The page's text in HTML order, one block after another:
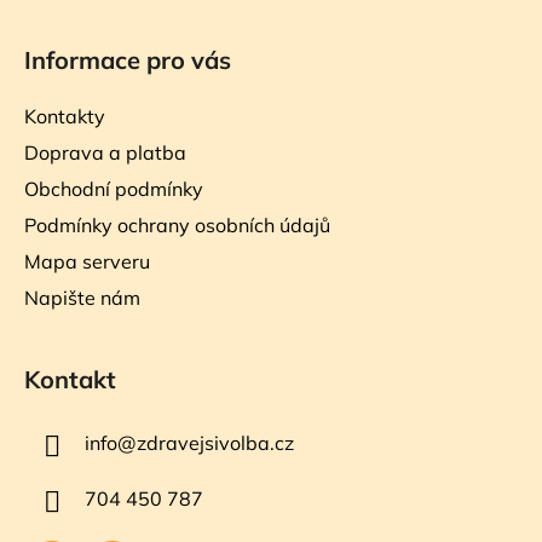
Informace pro vás
Kontakty
Doprava a platba
Obchodní podmínky
Podmínky ochrany osobních údajů
Mapa serveru
Napište nám
Kontakt
info@zdravejsivolba.cz
704 450 787